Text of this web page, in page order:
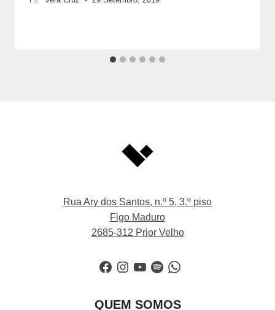
Rua Ary dos Santos, n.º 5, 3.º piso
Figo Maduro
2685-312 Prior Velho
Facebook
Instagram
YouTube
SpotifyWhatsApp
QUEM SOMOS